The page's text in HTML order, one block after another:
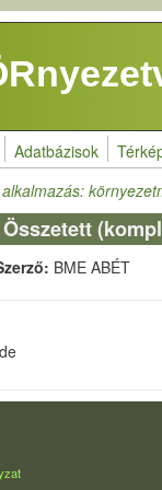
Adatbázisok
Összetett
BME ABÉT